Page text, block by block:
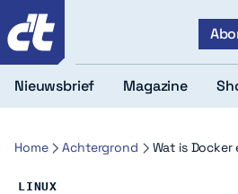
Nieuwsbrief Magazine
Home Achtergrond Wat is
LINUX